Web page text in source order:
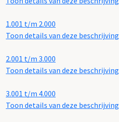
1.001 t/m 2.000
Toon details van deze beschrijving
2.001 t/m 3.000
Toon details van deze beschrijving
3.001 t/m 4.000
Toon details van deze beschrijving